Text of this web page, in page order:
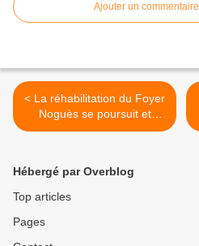
Ajouter un commentaire
< La réhabilitation du Foyer
Noguès se poursuit et
offrira de nouvelles
Hébergé par Overblog
Top articles
Pages